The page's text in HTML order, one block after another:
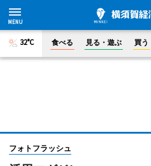
32°C 食べる 見る・遊ぶ 買う
フォトフラッシュ